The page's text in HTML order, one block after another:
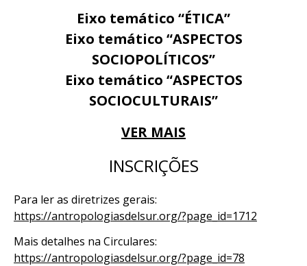
Eixo temático “ÉTICA”
Eixo temático “ASPECTOS
SOCIOPOLÍTICOS”
Eixo temático “ASPECTOS
SOCIOCULTURAIS”
VER MAIS
INSCRIÇÕES
Para ler as diretrizes gerais:
https://antropologiasdelsur.org/?page_id=1712
Mais detalhes na Circulares:
https://antropologiasdelsur.org/?page_id=78